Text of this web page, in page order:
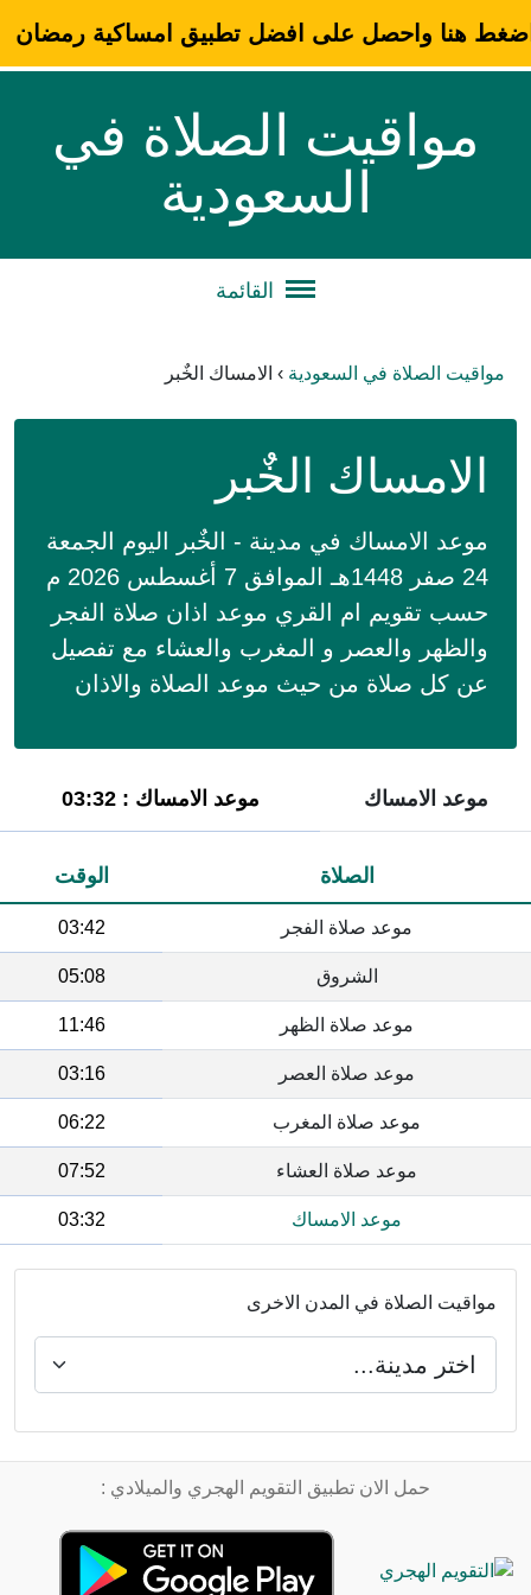
هنا واحصل على افضل تطبيق امساكية رمضان
مواقيت الصلاة في
السعودية
القائمة
مواقيت الصلاة في السعودية › الامساك الخٌبر
الامساك الخٌبر
موعد الامساك في مدينة - الخٌبر اليوم الجمعة
24 صفر 1448هـ الموافق 7 أغسطس 2026 م
حسب تقويم ام القري موعد اذان صلاة الفجر
والظهر والعصر و المغرب والعشاء مع تفصيل
عن كل صلاة من حيث موعد الصلاة والاذان
موعد الامساك موعد الامساك : 03:32
الصلاة الوقت
موعد صلاة الفجر 03:42
الشروق 05:08
موعد صلاة الظهر 11:46
موعد صلاة العصر 03:16
موعد صلاة المغرب 06:22
موعد صلاة العشاء 07:52
موعد الامساك 03:32
مواقيت الصلاة في المدن الاخرى
حمل الان تطبيق التقويم الهجري والميلادي :